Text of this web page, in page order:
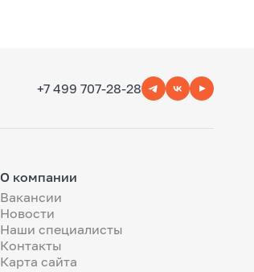
+7 499 707-28-28
О компании
Вакансии
Новости
Наши специалисты
Контакты
Карта сайта